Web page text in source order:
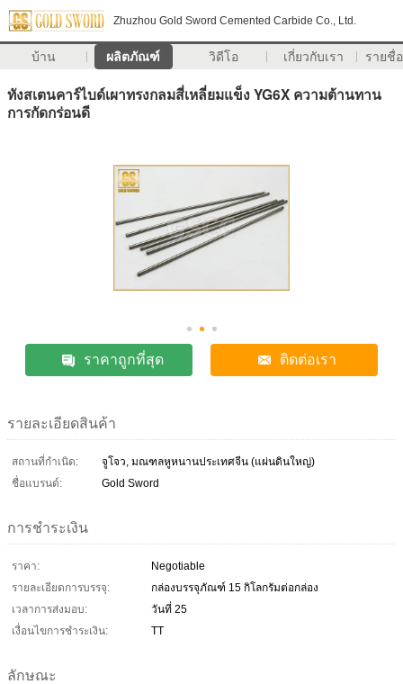
Zhuzhou Gold Sword Cemented Carbide Co., Ltd.
บ้าน ผลิตภัณฑ์ วิดีโอ เกี่ยวกับเรา รายชื่
ทังสเตนคาร์ไบด์เผาทรงกลมสี่เหลี่ยมแข็ง YG6X ความต้านทาน
การกัดกร่อนดี
ราคาถูกที่สุด ติดต่อเรา
รายละเอียดสินค้า
สถานที่กำเนิด:
จูโจว, มณฑลหูหนานประเทศจีน (แผ่นดินใหญ่)
ชื่อแบรนด์:
Gold Sword
การชำระเงิน
ราคา:
Negotiable
รายละเอียดการบรรจุ:
กล่องบรรจุภัณฑ์ 15 กิโลกรัมต่อกล่อง
เวลาการส่งมอบ:
วันที่ 25
เงื่อนไขการชำระเงิน:
TT
ลักษณะ